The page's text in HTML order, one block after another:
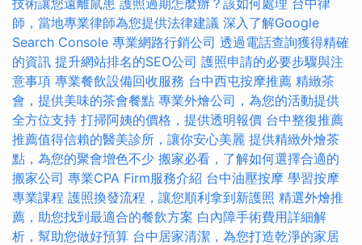
技術讓您遠離鼠患 護照過期怎麼辦？該如何處理 台中律
師，當地專業律師為您提供法律建議 深入了解Google
Search Console 專業網路行銷公司 透過電話查詢獲得精確
的資訊 提升網站排名的SEO公司 護照申請的必要步驟與注
意事項 專業餐飲設備回收服務 台中西屯按摩推薦 精緻茶
會，提供美味的茶會餐點 專業外燴公司，為您的活動提供
全方位支持 打掃阿姨的價格，提供透明報價 台中整復推薦
推薦值得信賴的醫美診所，讓你安心美麗 提供精緻外燴茶
點，為您的聚會增色不少 搬家必看，了解如何選擇合適的
搬家公司 專業CPA Firm服務介紹 台中油壓按摩 學習按摩
專業課程 護照換發流程，讓您順利拿到新護照 精選外燴推
薦，助您找到最適合的餐飲方案 白內障手術費用詳細解
析，幫助您做好預算 台中居家清潔，為您打造乾淨的家居